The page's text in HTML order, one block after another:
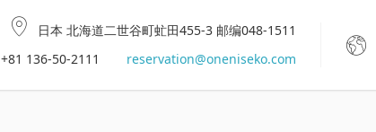
日本 北海道二世谷町虻田455-3 邮编048-1511
+81 136-50-2111
reservation@oneniseko.com